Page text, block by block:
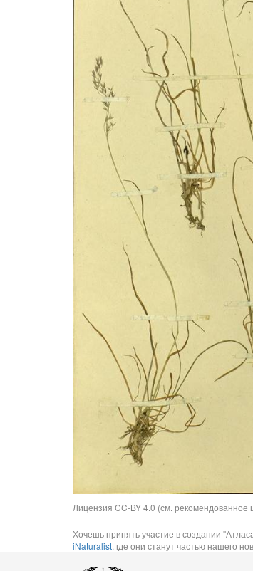
Лицензия CC-BY 4.0 (см. рекомендованное
Хочешь принять участие в создании
iNaturalist, где они станут частью нашего